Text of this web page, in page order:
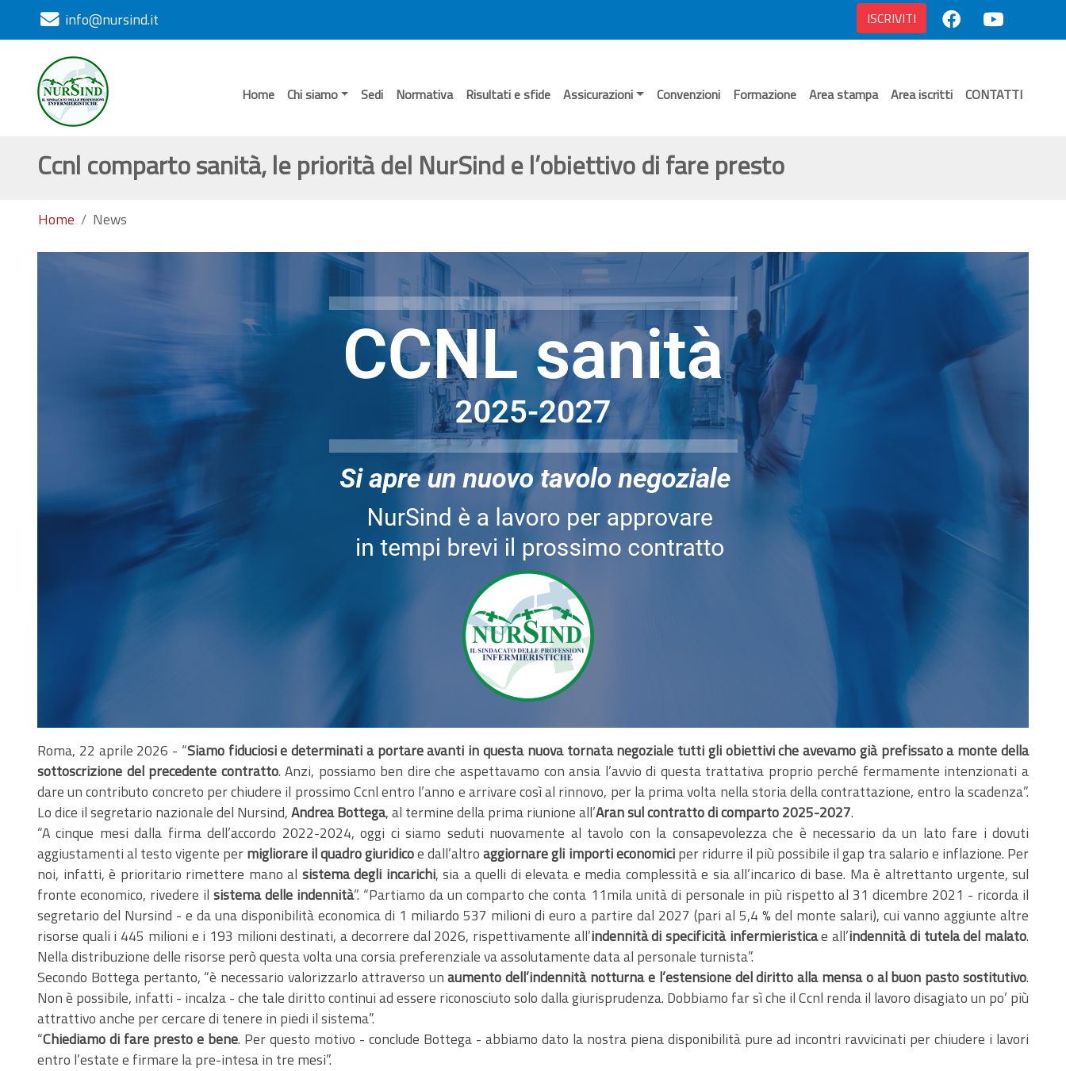
info@nursind.it ISCRIVITI
Home Chi siamo Sedi Normativa Risultati e sfide Assicurazioni Convenzioni Formazione Area stampa Area iscritti CONTATTI
Ccnl comparto sanità, le priorità del NurSind e l’obiettivo di fare presto
Home News
Roma, 22 aprile 2026 - “Siamo fiduciosi e determinati a portare avanti in questa nuova tornata negoziale tutti gli obiettivi che avevamo già prefissato a monte della
sottoscrizione del precedente contratto. Anzi, possiamo ben dire che aspettavamo con ansia l’avvio di questa trattativa proprio perché fermamente intenzionati a
dare un contributo concreto per chiudere il prossimo Ccnl entro l’anno e arrivare così al rinnovo, per la prima volta nella storia della contrattazione, entro la scadenza”.
Lo dice il segretario nazionale del Nursind,Andrea Bottega, al termine della prima riunione all’Aran sul contratto di comparto 2025-2027.
“A cinque mesi dalla firma dell’accordo 2022-2024, oggi ci siamo seduti nuovamente al tavolo con la consapevolezza che è necessario da un lato fare i dovuti
aggiustamenti al testo vigente permigliorare il quadro giuridicoe dall’altroaggiornare gli importi economiciper ridurre il più possibile il gap tra salario e inflazione. Per
noi, infatti, è prioritario rimettere mano al sistema degli incarichi, sia a quelli di elevata e media complessità e sia all’incarico di base. Ma è altrettanto urgente, sul
fronte economico, rivedere ilsistema delle indennità”. “Partiamo da un comparto che conta 11mila unità di personale in più rispetto al 31 dicembre 2021 - ricorda il
segretario del Nursind - e da una disponibilità economica di 1 miliardo 537 milioni di euro a partire dal 2027 (pari al 5,4 % del monte salari), cui vanno aggiunte altre
risorse quali i 445 milioni e i 193 milioni destinati, a decorrere dal 2026, rispettivamente all’indennità di specificità infermieristicae all’indennità di tutela del malato.
Nella distribuzione delle risorse però questa volta una corsia preferenziale va assolutamente data al personale turnista”.
Secondo Bottega pertanto, “è necessario valorizzarlo attraverso unaumento dell’indennità notturna e l’estensione del diritto alla mensa o al buon pasto sostitutivo.
Non è possibile, infatti - incalza - che tale diritto continui ad essere riconosciuto solo dalla giurisprudenza. Dobbiamo far sì che il Ccnl renda il lavoro disagiato un po’ più
attrattivo anche per cercare di tenere in piedi il sistema”.
“Chiediamo di fare presto e bene. Per questo motivo - conclude Bottega - abbiamo dato la nostra piena disponibilità pure ad incontri ravvicinati per chiudere i lavori
entro l’estate e firmare la pre-intesa in tre mesi”.